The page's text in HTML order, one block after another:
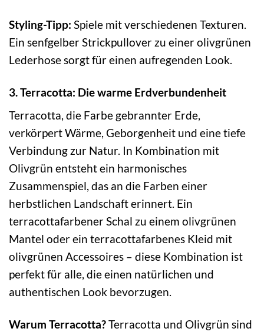
Styling-Tipp: Spiele mit verschiedenen Texturen.
Ein senfgelber Strickpullover zu einer olivgrünen
Lederhose sorgt für einen aufregenden Look.
3. Terracotta: Die warme Erdverbundenheit
Terracotta, die Farbe gebrannter Erde,
verkörpert Wärme, Geborgenheit und eine tiefe
Verbindung zur Natur. In Kombination mit
Olivgrün entsteht ein harmonisches
Zusammenspiel, das an die Farben einer
herbstlichen Landschaft erinnert. Ein
terracottafarbener Schal zu einem olivgrünen
Mantel oder ein terracottafarbenes Kleid mit
olivgrünen Accessoires – diese Kombination ist
perfekt für alle, die einen natürlichen und
authentischen Look bevorzugen.
Warum Terracotta?Terracotta und Olivgrün sind